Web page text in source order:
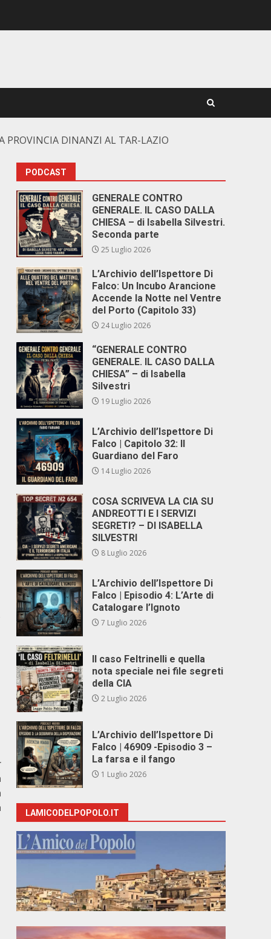
PROVINCIA DINANZI AL TAR-LAZIO
PODCAST
GENERALE CONTRO
GENERALE. IL CASO DALLA
CHIESA – di Isabella Silvestri.
Seconda parte
25 Luglio 2026
L’Archivio dell’Ispettore Di
Falco: Un Incubo Arancione
Accende la Notte nel Ventre
del Porto (Capitolo 33)
24 Luglio 2026
“GENERALE CONTRO
GENERALE. IL CASO DALLA
CHIESA” – di Isabella
Silvestri
19 Luglio 2026
L’Archivio dell’Ispettore Di
Falco | Capitolo 32: Il
Guardiano del Faro
14 Luglio 2026
COSA SCRIVEVA LA CIA SU
ANDREOTTI E I SERVIZI
SEGRETI? – DI ISABELLA
SILVESTRI
8 Luglio 2026
L’Archivio dell’Ispettore Di
Falco | Episodio 4: L’Arte di
Catalogare l’Ignoto
7 Luglio 2026
Il caso Feltrinelli e quella
nota speciale nei file segreti
della CIA
2 Luglio 2026
L’Archivio dell’Ispettore Di
Falco | 46909 -Episodio 3 –
La farsa e il fango
1 Luglio 2026
LAMICODELPOPOLO.IT